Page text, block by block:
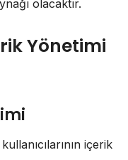
olacaktır.
Yönetimi
içerik